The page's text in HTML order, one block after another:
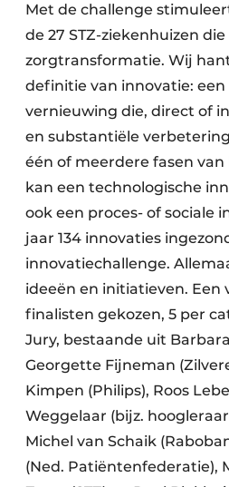
Met de challenge
de 27 STZ-ziekenhuizen
zorgtransformatie. Wij
definitie van innovatie: een
vernieuwing die, direct of
en substantiële
één of meerdere fasen van
kan een technologische
ook een proces- of sociale
jaar 134 innovaties
innovatiechallenge.
ideeën en initiatieven. Een
finalisten gekozen, 5 per
Jury, bestaande uit
Georgette Fijneman
Kimpen (Philips), Roos
Weggelaar (bijz.
Michel van Schaik
(Ned. Patiëntenfederatie),